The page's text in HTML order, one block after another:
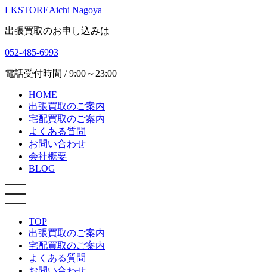
LKSTOREAichi Nagoya
出張買取のお申し込みは
052-485-6993
電話受付時間 / 9:00～23:00
HOME
出張買取のご案内
宅配買取のご案内
よくある質問
お問い合わせ
会社概要
BLOG
TOP
出張買取のご案内
宅配買取のご案内
よくある質問